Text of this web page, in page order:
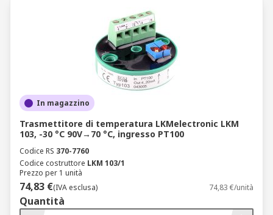
In magazzino
Trasmettitore di temperatura LKMelectronic LKM
103, -30 °C 90V→70 °C, ingresso PT100
Codice RS 370-7760
Codice costruttore LKM 103/1
Prezzo per 1 unità
74,83 €(IVA esclusa) 74,83 €/unità
Quantità